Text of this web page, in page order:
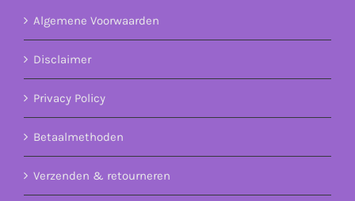
Algemene Voorwaarden
Disclaimer
Privacy Policy
Betaalmethoden
Verzenden & retourneren